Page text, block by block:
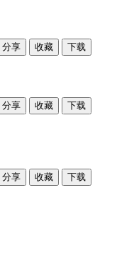
分享 收藏 下载
分享 收藏 下载
分享 收藏 下载